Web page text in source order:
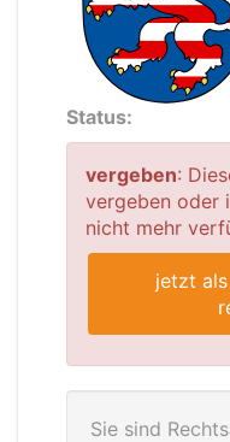
Status:
vergeben:
vergeben oder
nicht mehr
jetzt
Sie sind